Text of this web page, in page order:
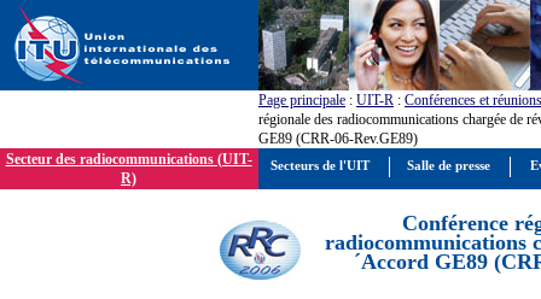
Page principale : UIT-R : Conférences et réunions
régionale des radiocommunications chargée de
GE89 (CRR-06-Rev.GE89)
Secteur des radiocommunications (UIT-
R)
Conférence
radiocommunications
´Accord GE89
Secteurs de l'UIT Salle de presse